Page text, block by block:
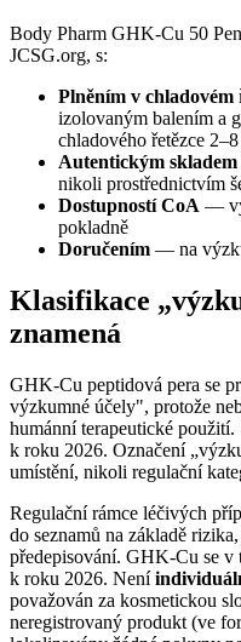
Body Pharm GHK-Cu 50
JCSG.org, s:
Plněním v chladovém
izolovaným balením a
chladového řetězce 2–8
Autentickým
nikoli prostřednictvím
Dostupností CoA —
pokladně
Doručením — na
Klasifikace
znamená
GHK-Cu peptidová pera se
výzkumné účely", protože
humánní terapeutické
k roku 2026. Označení
umístění, nikoli regulační
Regulační rámce léčivých
do seznamů na základě
předepisování. GHK-Cu se v
k roku 2026. Není
považován za kosmetickou
neregistrovaný produkt (ve